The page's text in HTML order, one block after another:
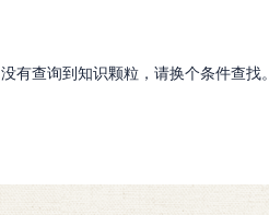
没有查询到知识颗粒，请换个条件查找。